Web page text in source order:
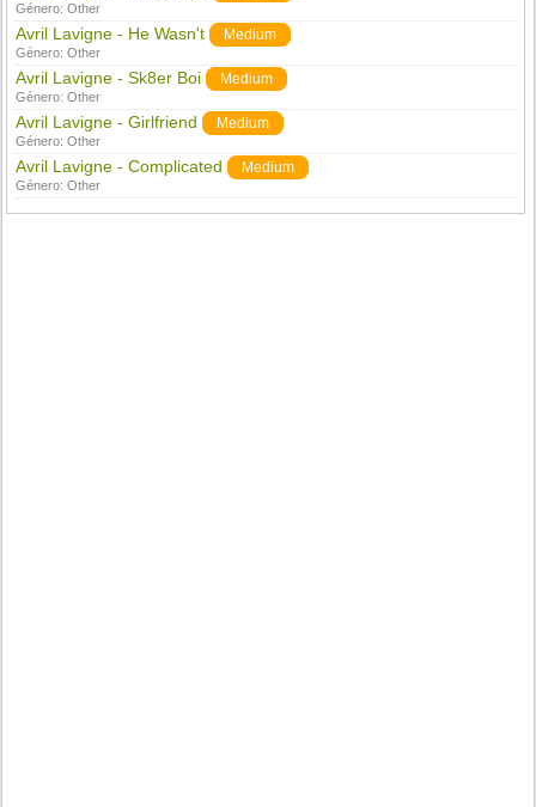
Género:Other
Avril Lavigne - He Wasn't Medium
Género:Other
Avril Lavigne - Sk8er Boi Medium
Género:Other
Avril Lavigne - Girlfriend Medium
Género:Other
Avril Lavigne - Complicated Medium
Género:Other